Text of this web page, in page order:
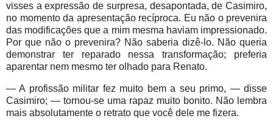
visses a expressão de surpresa, desapontada, de Casimiro,
no momento da apresentação recíproca. Eu não o prevenira
das modificações que a mim mesma haviam impressionado.
Por que não o prevenira? Não saberia dizê-lo. Não queria
demonstrar ter reparado nessa transformação; preferia
aparentar nem mesmo ter olhado para Renato.
— A profissão militar fez muito bem a seu primo, — disse
Casimiro; — tornou-se uma rapaz muito bonito. Não lembra
mais absolutamente o retrato que você dele me fizera.